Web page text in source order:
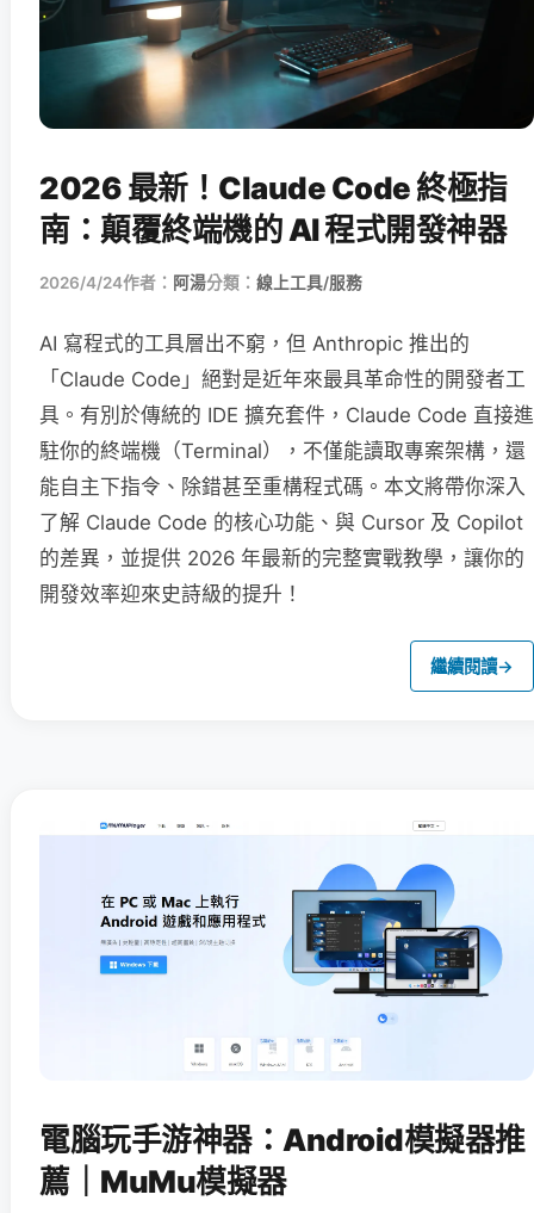
2026 最新！Claude Code 終極指
南：顛覆終端機的 AI 程式開發神器
2026/4/24作者： 阿湯分類： 線上工具/服務
AI 寫程式的工具層出不窮，但 Anthropic 推出的
「Claude Code」絕對是近年來最具革命性的開發者工
具。有別於傳統的 IDE 擴充套件，Claude Code 直接進
駐你的終端機（Terminal），不僅能讀取專案架構，還
能自主下指令、除錯甚至重構程式碼。本文將帶你深入
了解 Claude Code 的核心功能、與 Cursor 及 Copilot
的差異，並提供 2026 年最新的完整實戰教學，讓你的
開發效率迎來史詩級的提升！
繼續閱讀→
電腦玩手游神器：Android模擬器推
薦｜MuMu模擬器